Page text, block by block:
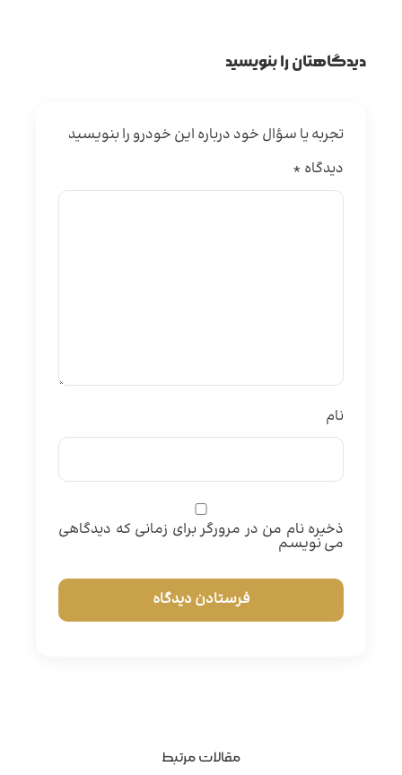
دیدگاهتان را بنویسید
تجربه یا سؤال خود درباره این خودرو را بنویسید
دیدگاه *
نام
ذخیره نام من در مرورگر برای زمانی که دیدگاهی
می نویسم
مقالات مرتبط